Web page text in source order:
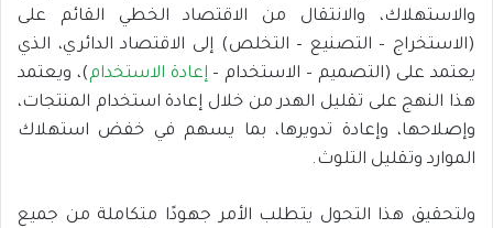
والاستهلاك، والانتقال من الاقتصاد الخطي القائم على
(الاستخراج – التصنيع – التخلص) إلى الاقتصاد الدائري، الذي
يعتمد على (التصميم – الاستخدام –إعادة الاستخدام)، ويعتمد
هذا النهج على تقليل الهدر من خلال إعادة استخدام المنتجات،
وإصلاحها، وإعادة تدويرها، بما يسهم في خفض استهلاك
الموارد وتقليل التلوث.
ولتحقيق هذا التحول يتطلب الأمر جهودًا متكاملة من جميع